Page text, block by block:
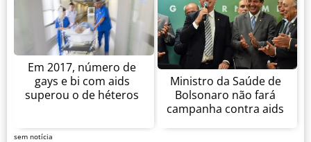
Em 2017, número de
gays e bi com aids
superou o de héteros
Ministro da Saúde de
Bolsonaro não fará
campanha contra aids
sem notícia